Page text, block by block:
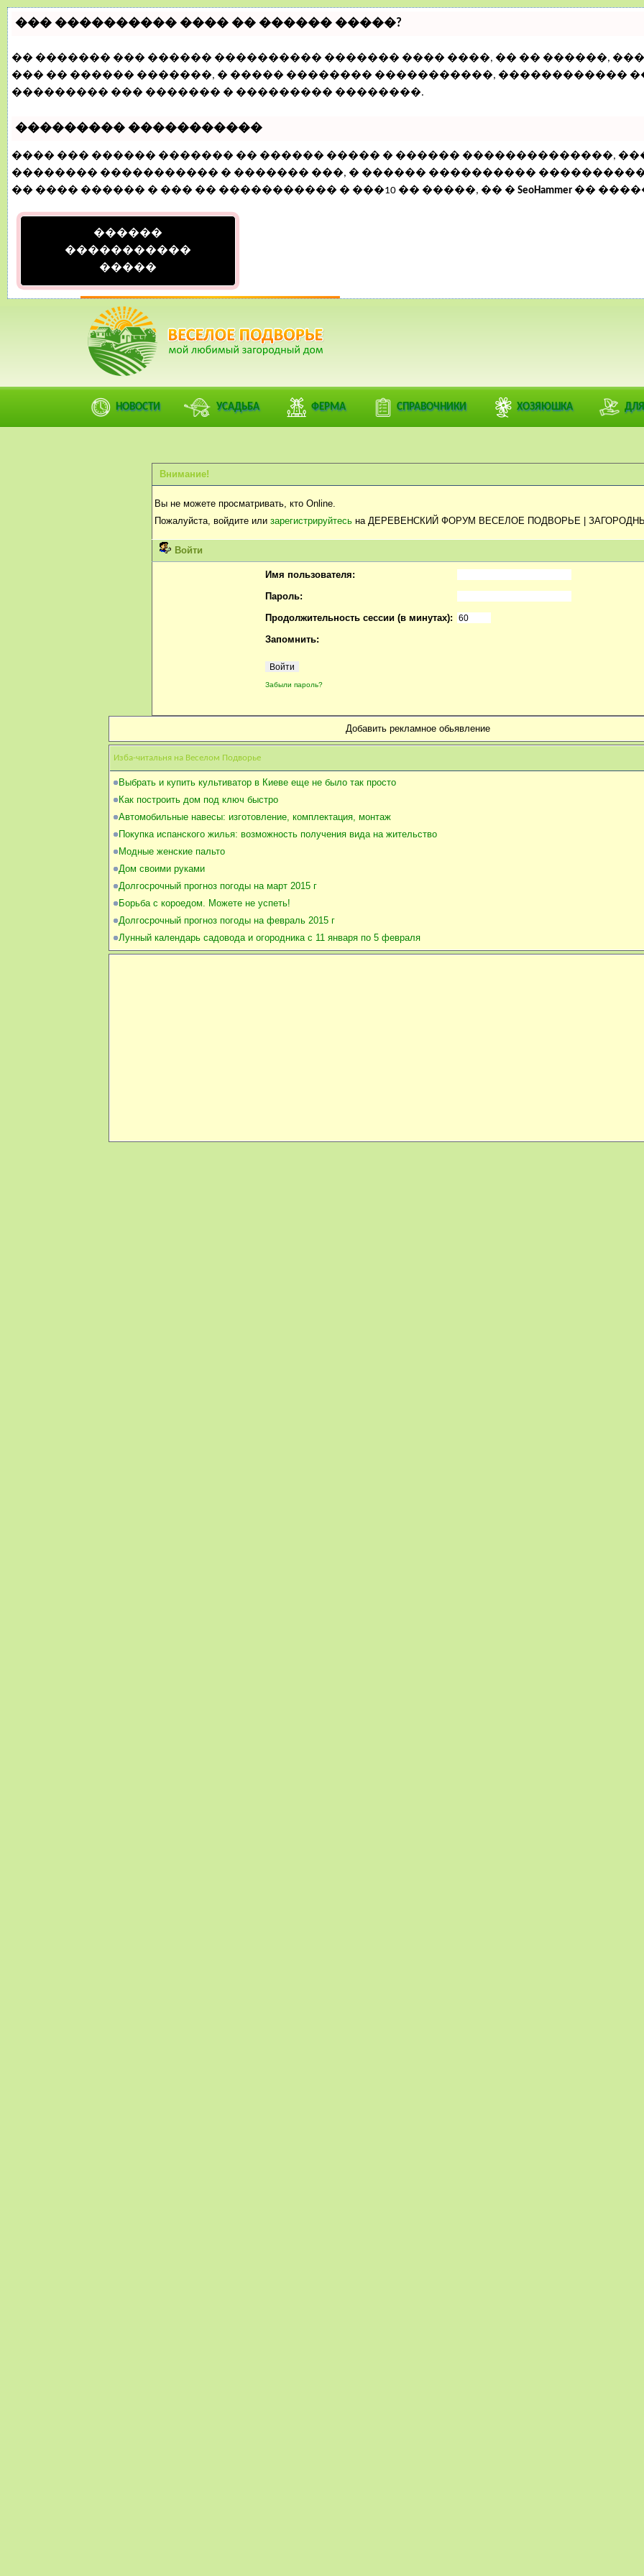
��� ���������� ���� �� ������ �����?
�� ������� ��� ������ ���������� ������� ���� ����, �� �� ������,
��� �� ������ �������, � ����� �������� �����������, ������������
��������� ��� ������� � ��������� ��������.
��������� �����������
���� ��� ������ ������� �� ������ ����� � ������ ��������������,
�������� ����������� � ������� ���, � ������ ����������
�� ���� ������ � ��� �� ����������� � ���10 �� �����, �� � SeoHammer ��
������
�����������
�����
НОВОСТИ УСАДЬБА ФЕРМА СПРАВОЧНИКИ ХОЗЯЮШКА
ФОРУМ
Внимание!
Вы не можете просматривать, кто Online.
Пожалуйста, войдите или зарегистрируйтесь на ДЕРЕВЕНСКИЙ ФОРУМ ВЕСЕЛОЕ ПОДВОРЬЕ |
Войти
Имя пользователя:
Пароль:
Продолжительность сессии (в минутах):
Запомнить:
Забыли пароль?
Добавить рекламное обьявление
Изба-читальня на Веселом Подворье
Выбрать и купить культиватор в Киеве еще не было так просто
Как построить дом под ключ быстро
Автомобильные навесы: изготовление, комплектация, монтаж
Покупка испанского жилья: возможность получения вида на жительство
Модные женские пальто
Дом своими руками
Долгосрочный прогноз погоды на март 2015 г
Борьба с короедом. Можете не успеть!
Долгосрочный прогноз погоды на февраль 2015 г
Лунный календарь садовода и огородника с 11 января по 5 февраля